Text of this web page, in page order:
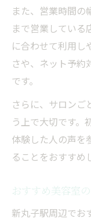
オーダ
力
忙しい
美容室
る理由
リラッ
説
忙しい
美容室
また、営業時間の
まで営業している
に合わせて利用し
さや、ネット予約
です。
さらに、サロンご
う上で大切です。
体験した人の声を
ることをおすすめ
おすすめ美容室
新丸子駅周辺でお